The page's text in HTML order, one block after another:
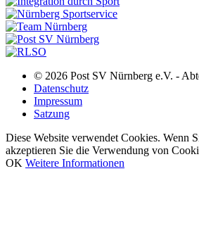
© 2026 Post SV Nürnberg e.V. -
Datenschutz
Impressum
Satzung
Diese Website verwendet Cookies. Wenn
akzeptieren Sie die Verwendung von
OK Weitere Informationen